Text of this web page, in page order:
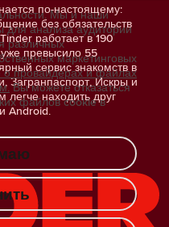
по-настоящему:
без обязательств
работает в 190
превысило 55
сервис знакомств в
Загранпаспорт, Искры и
находить друг
Android.
Мы и наши
для анализа аудитории
различных
маркетинговых
провайдерах и файлах
Вы можете отказаться
файлов cookie в